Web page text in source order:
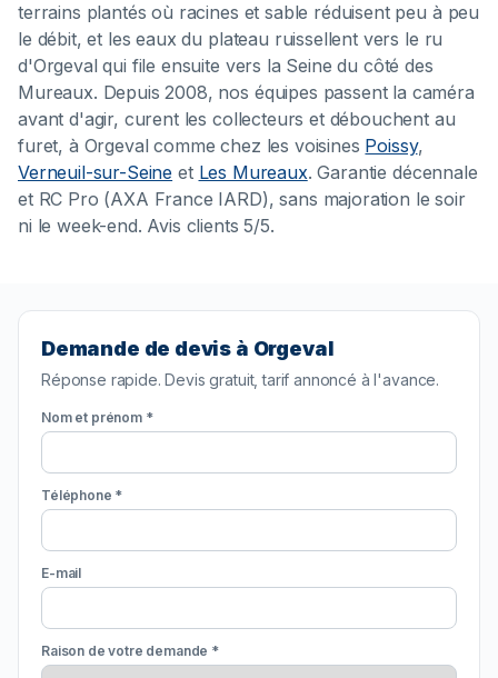
terrains plantés où racines et sable réduisent peu à peu
le débit, et les eaux du plateau ruissellent vers le ru
d'Orgeval qui file ensuite vers la Seine du côté des
Mureaux. Depuis 2008, nos équipes passent la caméra
avant d'agir, curent les collecteurs et débouchent au
furet, à Orgeval comme chez les voisines Poissy,
Verneuil-sur-Seine et Les Mureaux. Garantie décennale
et RC Pro (AXA France IARD), sans majoration le soir
ni le week-end. Avis clients 5/5.
Demande de devis à Orgeval
Réponse rapide. Devis gratuit, tarif annoncé à l'avance.
Nom et prénom *
Téléphone *
E-mail
Raison de votre demande *